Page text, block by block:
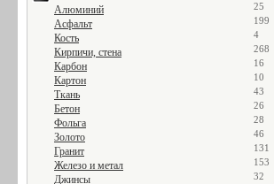
Алюминий 25
Асфальт 199
Кость 4
Кирпичи, стена 268
Карбон 16
Картон 10
Ткань 43
Бетон 26
Фольга 28
Золото 46
Гранит 131
Железо и метал 153
Джинсы 32